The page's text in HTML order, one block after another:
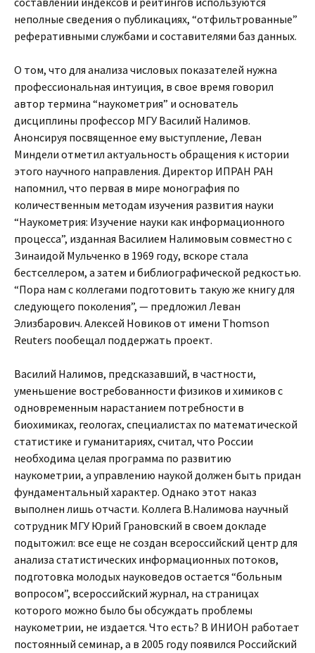
неполные сведения о публикациях, “отфильтрованные”
реферативными службами и составителями баз данных.
О том, что для анализа числовых показателей нужна
профессиональная интуиция, в свое время говорил
автор термина “наукометрия” и основатель
дисциплины профессор МГУ Василий Налимов.
Анонсируя посвященное ему выступление, Леван
Миндели отметил актуальность обращения к истории
этого научного направления. Директор ИПРАН РАН
напомнил, что первая в мире монография по
количественным методам изучения развития науки
“Наукометрия: Изучение науки как информационного
процесса”, изданная Василием Налимовым совместно с
Зинаидой Мульченко в 1969 году, вскоре стала
бестселлером, а затем и библиографической редкостью.
“Пора нам с коллегами подготовить такую же книгу для
следующего поколения”, — предложил Леван
Элизбарович. Алексей Новиков от имени Thomson
Reuters пообещал поддержать проект.
Василий Налимов, предсказавший, в частности,
уменьшение востребованности физиков и химиков с
одновременным нарастанием потребности в
биохимиках, геологах, специалистах по математической
статистике и гуманитариях, считал, что России
необходима целая программа по развитию
наукометрии, а управлению наукой должен быть придан
фундаментальный характер. Однако этот наказ
выполнен лишь отчасти. Коллега В.Налимова научный
сотрудник МГУ Юрий Грановский в своем докладе
подытожил: все еще не создан всероссийский центр для
анализа статистических информационных потоков,
подготовка молодых науковедов остается “больным
вопросом”, всероссийский журнал, на страницах
которого можно было бы обсуждать проблемы
наукометрии, не издается. Что есть? В ИНИОН работает
постоянный семинар, а в 2005 году появился Российский